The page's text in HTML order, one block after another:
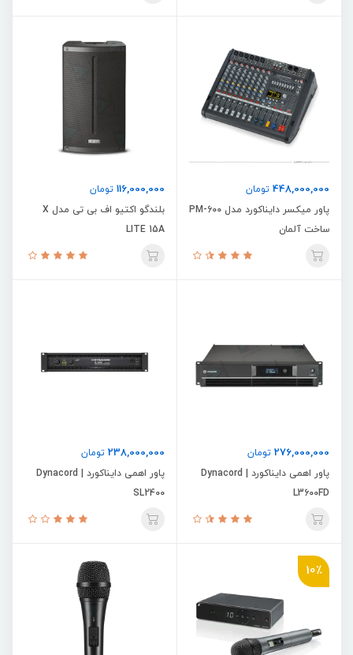
448,000,000 تومان
پاور میکسر دایناکورد مدل PM-600
ساخت آلمان
116,000,000 تومان
بلندگو اکتیو اف بی تی مدل X
LITE 15A
276,000,000 تومان
پاور اهمی دایناکورد | Dynacord
L3600FD
238,000,000 تومان
پاور اهمی دایناکورد | Dynacord
SL2400
10٪